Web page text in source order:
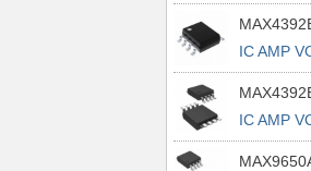
14TSSOP
IC AMP
IC AMP
8UMAX